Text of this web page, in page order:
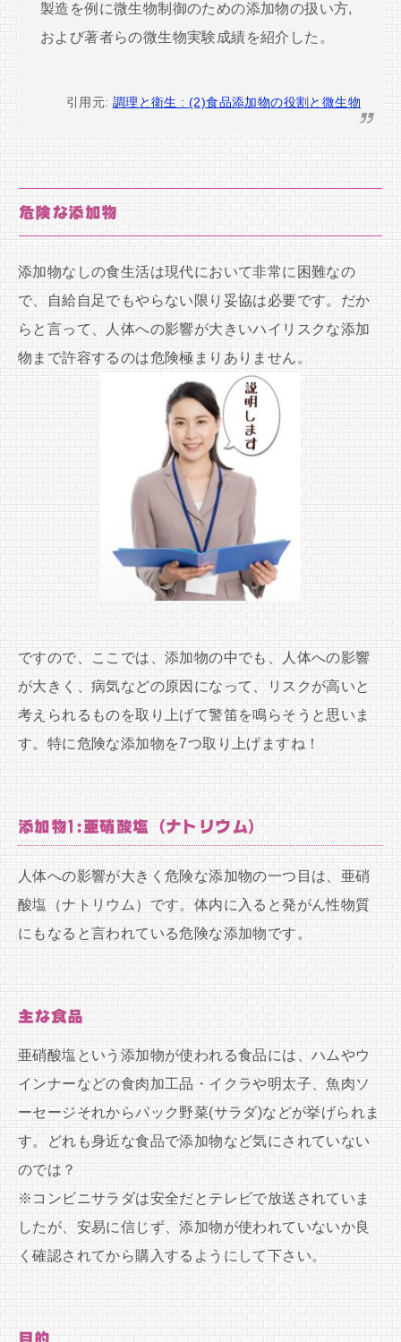
製造を例に微生物制御のための添加物の扱い方,
および著者らの微生物実験成績を紹介した。
引用元: 調理と衛生 : (2)食品添加物の役割と微生物
危険な添加物
添加物なしの食生活は現代において非常に困難なの
で、自給自足でもやらない限り妥協は必要です。だか
らと言って、人体への影響が大きいハイリスクな添加
物まで許容するのは危険極まりありません。
ですので、ここでは、添加物の中でも、人体への影響
が大きく、病気などの原因になって、リスクが高いと
考えられるものを取り上げて警笛を鳴らそうと思いま
す。特に危険な添加物を7つ取り上げますね！
添加物1:亜硝酸塩（ナトリウム）
人体への影響が大きく危険な添加物の一つ目は、亜硝
酸塩（ナトリウム）です。体内に入ると発がん性物質
にもなると言われている危険な添加物です。
主な食品
亜硝酸塩という添加物が使われる食品には、ハムやウ
インナーなどの食肉加工品・イクラや明太子、魚肉ソ
ーセージそれからパック野菜(サラダ)などが挙げられま
す。どれも身近な食品で添加物など気にされていない
のでは？
※コンビニサラダは安全だとテレビで放送されていま
したが、安易に信じず、添加物が使われていないか良
く確認されてから購入するようにして下さい。
目的